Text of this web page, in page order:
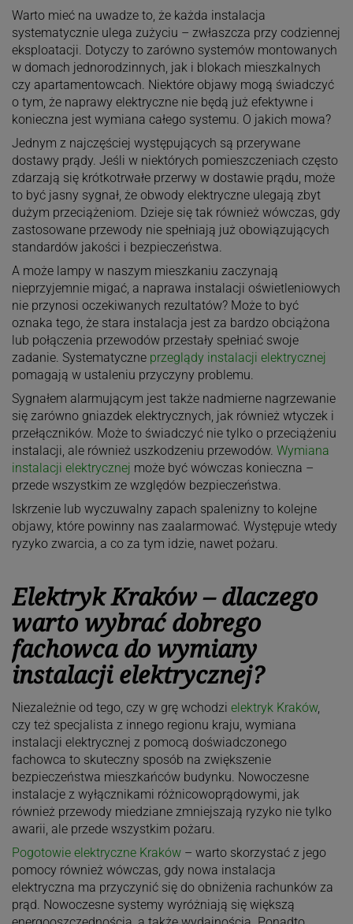
Warto mieć na uwadze to, że każda instalacja
systematycznie ulega zużyciu – zwłaszcza przy codziennej
eksploatacji. Dotyczy to zarówno systemów montowanych
w domach jednorodzinnych, jak i blokach mieszkalnych
czy apartamentowcach. Niektóre objawy mogą świadczyć
o tym, że naprawy elektryczne nie będą już efektywne i
konieczna jest wymiana całego systemu. O jakich mowa?
Jednym z najczęściej występujących są przerywane
dostawy prądy. Jeśli w niektórych pomieszczeniach często
zdarzają się krótkotrwałe przerwy w dostawie prądu, może
to być jasny sygnał, że obwody elektryczne ulegają zbyt
dużym przeciążeniom. Dzieje się tak również wówczas, gdy
zastosowane przewody nie spełniają już obowiązujących
standardów jakości i bezpieczeństwa.
A może lampy w naszym mieszkaniu zaczynają
nieprzyjemnie migać, a naprawa instalacji oświetleniowych
nie przynosi oczekiwanych rezultatów? Może to być
oznaka tego, że stara instalacja jest za bardzo obciążona
lub połączenia przewodów przestały spełniać swoje
zadanie. Systematyczne przeglądy instalacji elektrycznej
pomagają w ustaleniu przyczyny problemu.
Sygnałem alarmującym jest także nadmierne nagrzewanie
się zarówno gniazdek elektrycznych, jak również wtyczek i
przełączników. Może to świadczyć nie tylko o przeciążeniu
instalacji, ale również uszkodzeniu przewodów. Wymiana
instalacji elektrycznej może być wówczas konieczna –
przede wszystkim ze względów bezpieczeństwa.
Iskrzenie lub wyczuwalny zapach spalenizny to kolejne
objawy, które powinny nas zaalarmować. Występuje wtedy
ryzyko zwarcia, a co za tym idzie, nawet pożaru.
Elektryk Kraków – dlaczego
warto wybrać dobrego
fachowca do wymiany
instalacji elektrycznej?
Niezależnie od tego, czy w grę wchodzi elektryk Kraków,
czy też specjalista z innego regionu kraju, wymiana
instalacji elektrycznej z pomocą doświadczonego
fachowca to skuteczny sposób na zwiększenie
bezpieczeństwa mieszkańców budynku. Nowoczesne
instalacje z wyłącznikami różnicowoprądowymi, jak
również przewody miedziane zmniejszają ryzyko nie tylko
awarii, ale przede wszystkim pożaru.
Pogotowie elektryczne Kraków– warto skorzystać z jego
pomocy również wówczas, gdy nowa instalacja
elektryczna ma przyczynić się do obniżenia rachunków za
prąd. Nowoczesne systemy wyróżniają się większą